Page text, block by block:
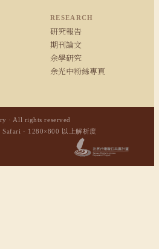
RESEARCH
研究報告
期刊論文
余學研究
余光中粉絲專頁
· All rights reserved
· 1280×800 以上解析度